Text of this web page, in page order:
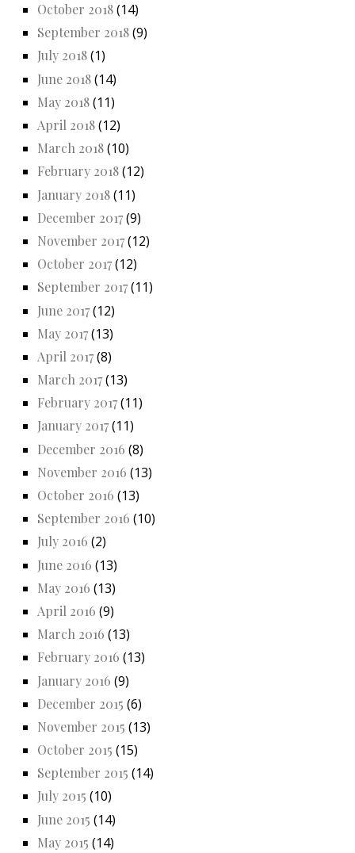
October 2018(14)
September 2018(9)
July 2018(1)
June 2018(14)
May 2018(11)
April 2018(12)
March 2018(10)
February 2018(12)
January 2018(11)
December 2017(9)
November 2017(12)
October 2017(12)
September 2017(11)
June 2017(12)
May 2017(13)
April 2017(8)
March 2017(13)
February 2017(11)
January 2017(11)
December 2016 (8)
November 2016 (13)
October 2016 (13)
September 2016 (10)
July 2016 (2)
June 2016 (13)
May 2016 (13)
April 2016 (9)
March 2016 (13)
February 2016 (13)
January 2016 (9)
December 2015 (6)
November 2015 (13)
October 2015 (15)
September 2015 (14)
July 2015 (10)
June 2015 (14)
May 2015 (14)